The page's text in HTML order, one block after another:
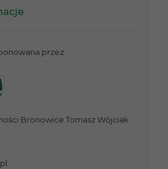
przez
Bronowice Tomasz Wójciak